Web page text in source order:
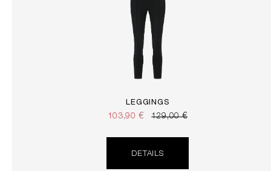
LEGGINGS
103,90 € 129,00 €
DETAILS